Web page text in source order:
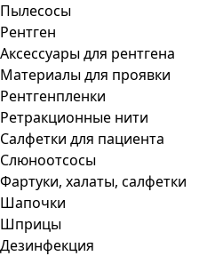
Пылесосы
Рентген
Аксессуары для рентгена
Материалы для проявки
Рентгенпленки
Ретракционные нити
Салфетки для пациента
Слюноотсосы
Фартуки, халаты, салфетки
Шапочки
Шприцы
Дезинфекция